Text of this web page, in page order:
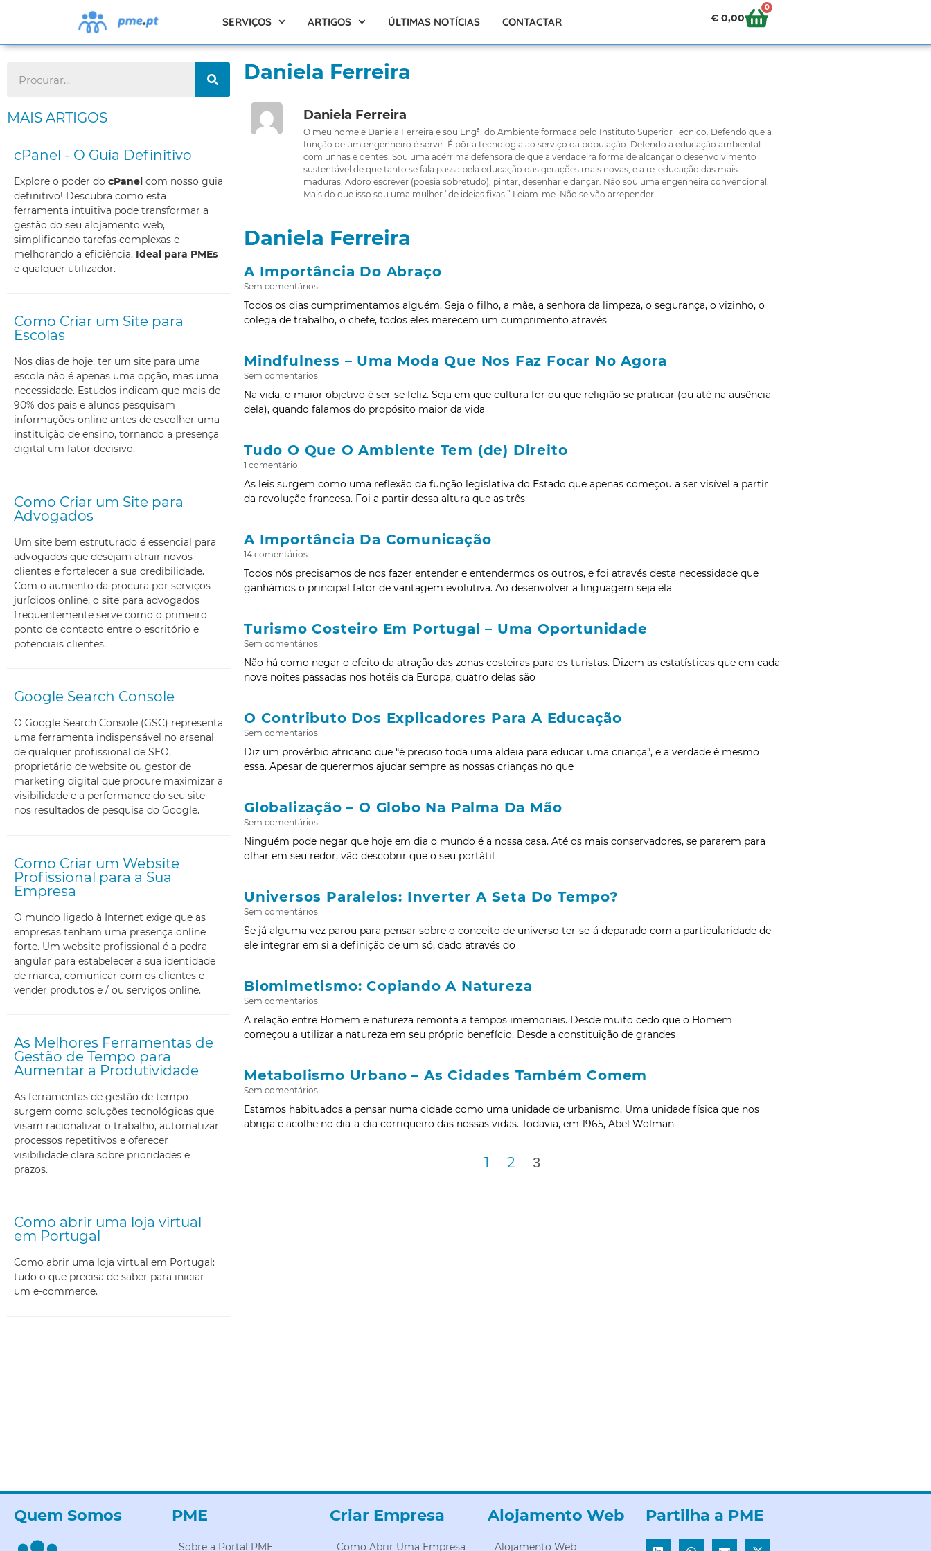
SERVIÇOS ARTIGOS ÚLTIMAS NOTÍCIAS CONTACTAR € 0,00
0
MAIS ARTIGOS
cPanel - O Guia Definitivo
Explore o poder do cPanel com nosso guia
definitivo! Descubra como esta
ferramenta intuitiva pode transformar a
gestão do seu alojamento web,
simplificando tarefas complexas e
melhorando a eficiência. Ideal para PMEs
e qualquer utilizador.
Como Criar um Site para
Escolas
Nos dias de hoje, ter um site para uma
escola não é apenas uma opção, mas uma
necessidade. Estudos indicam que mais de
90% dos pais e alunos pesquisam
informações online antes de escolher uma
instituição de ensino, tornando a presença
digital um fator decisivo.
Como Criar um Site para
Advogados
Um site bem estruturado é essencial para
advogados que desejam atrair novos
clientes e fortalecer a sua credibilidade.
Com o aumento da procura por serviços
jurídicos online, o site para advogados
frequentemente serve como o primeiro
ponto de contacto entre o escritório e
potenciais clientes.
Google Search Console
O Google Search Console (GSC) representa
uma ferramenta indispensável no arsenal
de qualquer profissional de SEO,
proprietário de website ou gestor de
marketing digital que procure maximizar a
visibilidade e a performance do seu site
nos resultados de pesquisa do Google.
Como Criar um Website
Profissional para a Sua
Empresa
O mundo ligado à Internet exige que as
empresas tenham uma presença online
forte. Um website profissional é a pedra
angular para estabelecer a sua identidade
de marca, comunicar com os clientes e
vender produtos e / ou serviços online.
As Melhores Ferramentas de
Gestão de Tempo para
Aumentar a Produtividade
As ferramentas de gestão de tempo
surgem como soluções tecnológicas que
visam racionalizar o trabalho, automatizar
processos repetitivos e oferecer
visibilidade clara sobre prioridades e
prazos.
Como abrir uma loja virtual
em Portugal
Como abrir uma loja virtual em Portugal:
tudo o que precisa de saber para iniciar
um e-commerce.
Daniela Ferreira
Daniela Ferreira
O meu nome é Daniela Ferreira e sou Engª. do Ambiente formada pelo Instituto Superior Técnico. Defendo que a
função de um engenheiro é servir. É pôr a tecnologia ao serviço da população. Defendo a educação ambiental
com unhas e dentes. Sou uma acérrima defensora de que a verdadeira forma de alcançar o desenvolvimento
sustentável de que tanto se fala passa pela educação das gerações mais novas, e a re-educação das mais
maduras. Adoro escrever (poesia sobretudo), pintar, desenhar e dançar. Não sou uma engenheira convencional.
Mais do que isso sou uma mulher “de ideias fixas.” Leiam-me. Não se vão arrepender.
Daniela Ferreira
A Importância Do Abraço
Sem comentários
Todos os dias cumprimentamos alguém. Seja o filho, a mãe, a senhora da limpeza, o segurança, o vizinho, o
colega de trabalho, o chefe, todos eles merecem um cumprimento através
Mindfulness – Uma Moda Que Nos Faz Focar No Agora
Sem comentários
Na vida, o maior objetivo é ser-se feliz. Seja em que cultura for ou que religião se praticar (ou até na ausência
dela), quando falamos do propósito maior da vida
Tudo O Que O Ambiente Tem (de) Direito
1 comentário
As leis surgem como uma reflexão da função legislativa do Estado que apenas começou a ser visível a partir
da revolução francesa. Foi a partir dessa altura que as três
A Importância Da Comunicação
14 comentários
Todos nós precisamos de nos fazer entender e entendermos os outros, e foi através desta necessidade que
ganhámos o principal fator de vantagem evolutiva. Ao desenvolver a linguagem seja ela
Turismo Costeiro Em Portugal – Uma Oportunidade
Sem comentários
Não há como negar o efeito da atração das zonas costeiras para os turistas. Dizem as estatísticas que em cada
nove noites passadas nos hotéis da Europa, quatro delas são
O Contributo Dos Explicadores Para A Educação
Sem comentários
Diz um provérbio africano que “é preciso toda uma aldeia para educar uma criança”, e a verdade é mesmo
essa. Apesar de querermos ajudar sempre as nossas crianças no que
Globalização – O Globo Na Palma Da Mão
Sem comentários
Ninguém pode negar que hoje em dia o mundo é a nossa casa. Até os mais conservadores, se pararem para
olhar em seu redor, vão descobrir que o seu portátil
Universos Paralelos: Inverter A Seta Do Tempo?
Sem comentários
Se já alguma vez parou para pensar sobre o conceito de universo ter-se-á deparado com a particularidade de
ele integrar em si a definição de um só, dado através do
Biomimetismo: Copiando A Natureza
Sem comentários
A relação entre Homem e natureza remonta a tempos imemoriais. Desde muito cedo que o Homem
começou a utilizar a natureza em seu próprio benefício. Desde a constituição de grandes
Metabolismo Urbano – As Cidades Também Comem
Sem comentários
Estamos habituados a pensar numa cidade como uma unidade de urbanismo. Uma unidade física que nos
abriga e acolhe no dia-a-dia corriqueiro das nossas vidas. Todavia, em 1965, Abel Wolman
1 2 3
Quem Somos PME
Sobre a Portal PME
Criar Empresa
Como Abrir Uma Empresa
Alojamento Web
Alojamento Web
Partilha a PME